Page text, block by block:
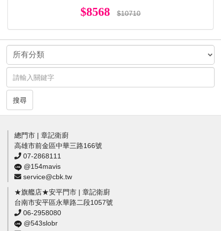
$8568 $10710
搜尋
總門市 | 章記衛廚
高雄市前金區中華三路166號
07-2868111
@154mavis
service@cbk.tw
★旗艦店★安平門市 | 章記衛廚
台南市安平區永華路二段1057號
06-2958080
@543slobr